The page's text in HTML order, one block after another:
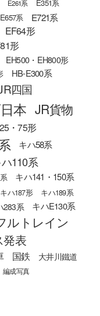
E261系 E351系
E657系 E721系
EF64形
形
EH500・EH800形
HB-E300系
四国
本 JR貨物
・75形
キハ58系
110系
キハ141・150系
キハ187形
キハ189系
283系
キハE130系
ルトレイン
発表
国鉄 大井川鐵道
編成写真